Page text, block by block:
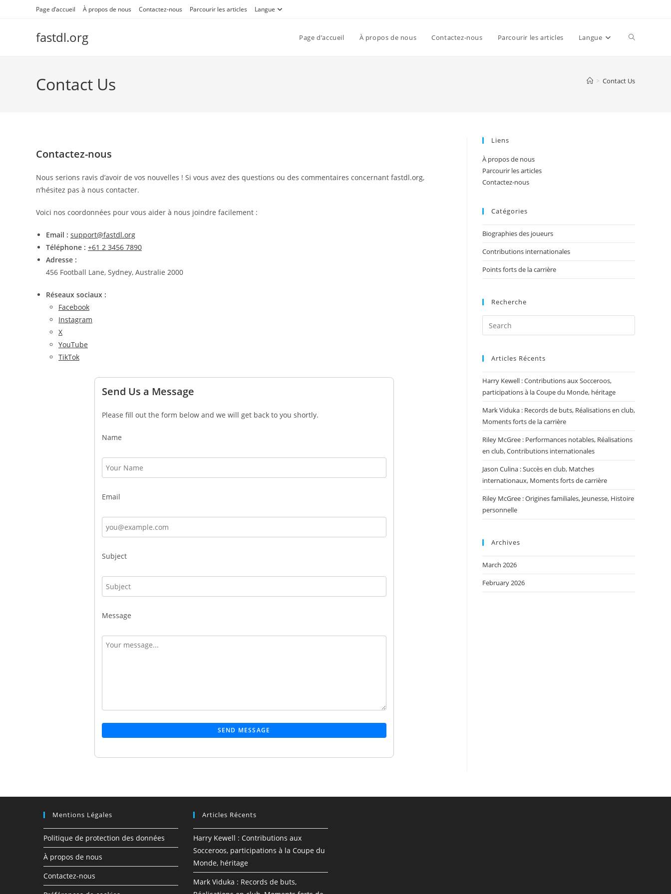
Page d’accueil À propos de nous Contactez-nous Parcourir les articles Langue
fastdl.org Page d’accueil À propos de nous Contactez-nous Parcourir les articles Langue Toggle
Contact Us > Contact Us
Contactez-nous
Nous serions ravis d’avoir de vos nouvelles ! Si vous avez des questions ou des commentaires concernant fastdl.org,
n’hésitez pas à nous contacter.
Voici nos coordonnées pour vous aider à nous joindre facilement :
Email : support@fastdl.org
Téléphone : +61 2 3456 7890
Adresse :
456 Football Lane, Sydney, Australie 2000
Réseaux sociaux :
Facebook
Instagram
X
YouTube
TikTok
Send Us a Message
Please fill out the form below and we will get back to you shortly.
Name
Email
Subject
Message
SEND MESSAGE
Liens
À propos de nous
Parcourir les articles
Contactez-nous
Catégories
Biographies des joueurs
Contributions internationales
Points forts de la carrière
Recherche
Articles Récents
Harry Kewell : Contributions aux Socceroos,
participations à la Coupe du Monde, héritage
Mark Viduka : Records de buts, Réalisations en club,
Moments forts de la carrière
Riley McGree : Performances notables, Réalisations
en club, Contributions internationales
Jason Culina : Succès en club, Matches
internationaux, Moments forts de carrière
Riley McGree : Origines familiales, Jeunesse, Histoire
personnelle
Archives
March 2026
February 2026
Mentions Légales
Politique de protection des données
À propos de nous
Contactez-nous
Articles Récents
Harry Kewell : Contributions aux
Socceroos, participations à la Coupe du
Monde, héritage
Mark Viduka : Records de buts,